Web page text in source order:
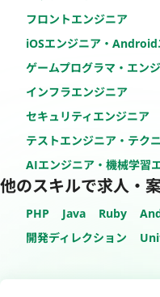
フロントエンジニア
iOSエンジニア・Android
ゲームプログラマ・エン
インフラエンジニア
セキュリティエンジニア
テストエンジニア・テク
AIエンジニア・機械学習
他のスキルで求人・
PHP Java Ruby
開発ディレクション